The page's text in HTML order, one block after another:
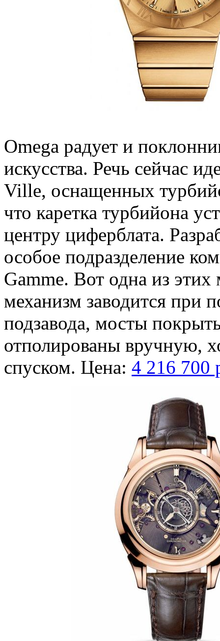
Omega радует и
искусства. Речь сейчас
Ville, оснащенных
что каретка турбийона
центру циферблата.
особое подразделение
Gamme. Вот одна из
механизм заводится при
подзавода, мосты
отполированы вручную,
спуском. Цена: 4 216 700